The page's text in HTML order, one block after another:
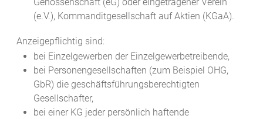
Genossenschaft (eG) oder eingetragener Verein
(e.V.), Kommanditgesellschaft auf Aktien (KGaA).
Anzeigepflichtig sind:
bei Einzelgewerben der Einzelgewerbetreibende,
bei Personengesellschaften (zum Beispiel OHG,
GbR) die geschäftsführungsberechtigten
Gesellschafter,
bei einer KG jeder persönlich haftende